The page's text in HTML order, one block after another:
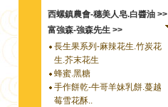
西螺鎮農會-穗美人皂.白醬油 >>
富強森-強森先生 >>
長生果系列-麻辣花生.竹炭花
生.芥末花生
蜂蜜.黑糖
手作餅乾-牛哥羊妹乳餅.蔓越
莓雪花酥..